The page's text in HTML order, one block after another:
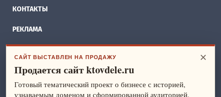
КОНТАКТЫ
РЕКЛАМА
СПРАВОЧНИК
ФРАНШИЗЫ
×
САЙТ ВЫСТАВЛЕН НА ПРОДАЖУ
Продается сайт ktovdele.ru
Готовый тематический проект о бизнесе с историей,
узнаваемым доменом и сформированной аудиторией.